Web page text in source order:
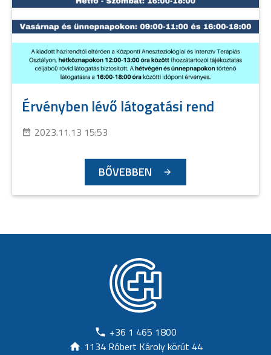
Érvényben lévő látogatási rend
2023.11.13 15:53
BŐVEBBEN
+36 1 465 1800
1134 Róbert Károly körút 44